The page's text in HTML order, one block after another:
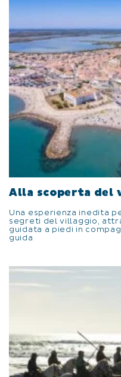
Alla scoperta del
Una esperienza inedita
segreti del villaggio,
guidata a piedi in
guida